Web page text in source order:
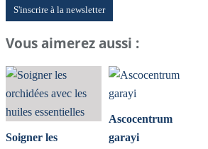
S'inscrire à la newsletter
Vous aimerez aussi :
Soigner les
Ascocentrum
garayi